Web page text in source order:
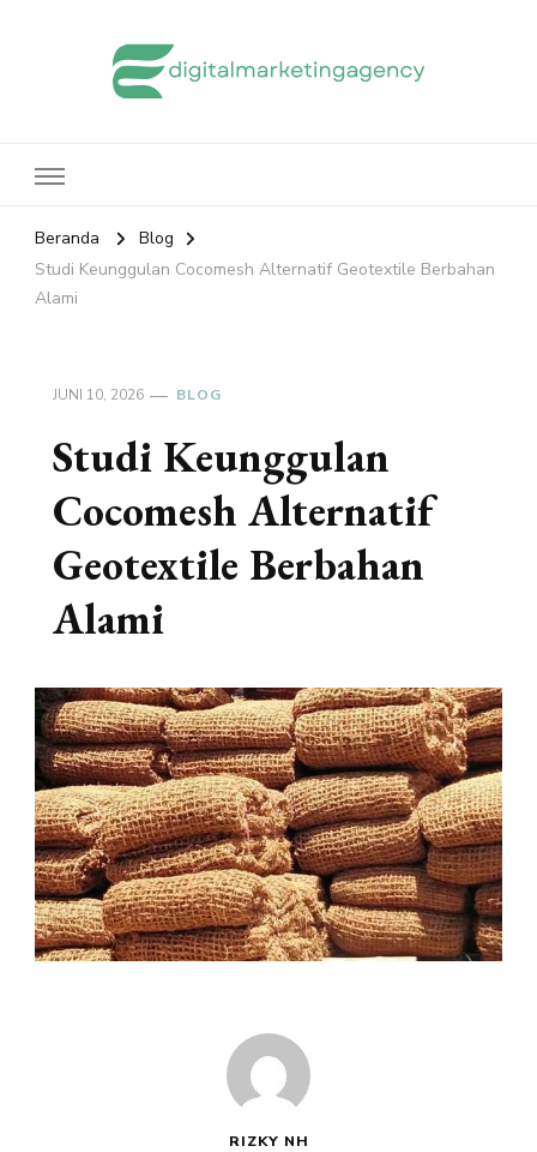
Beranda
Blog
Studi Keunggulan Cocomesh Alternatif Geotextile Berbahan
Alami
JUNI 10, 2026 BLOG
Studi Keunggulan
Cocomesh Alternatif
Geotextile Berbahan
Alami
RIZKY NH